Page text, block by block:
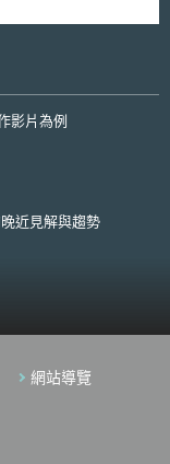
秘密管理制度，並循序
不得為轉載、公開播
法規範僅提供病人使
病歷之存取權限，此意
件之存取權限。而對
人為了能夠檢查或接
安全疑慮，尤其是未
令相關單位應於2021
逐漸受到認可與重
影片為例
近見解與趨勢
網站導覽